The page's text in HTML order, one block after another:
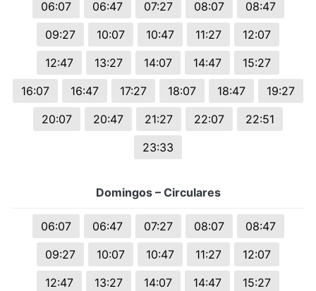
06:07 06:47 07:27 08:07
08:47
09:27
10:07 10:47 11:27
12:07
12:47
13:27 14:07 14:47
15:27
16:07
16:47 17:27 18:07 18:47
19:27
20:07
20:47 21:27 22:07
22:51
23:33
Domingos – Circulares
06:07 06:47 07:27 08:07
08:47
09:27
10:07 10:47 11:27
12:07
12:47
13:27 14:07 14:47
15:27